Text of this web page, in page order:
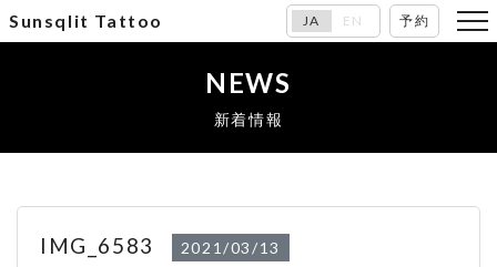
Sunsqlit Tattoo JA EN 予約
NEWS
新着情報
IMG_6583 2021/03/13